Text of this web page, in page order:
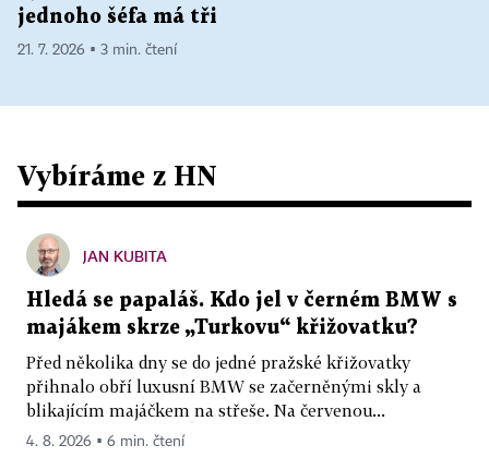
jednoho šéfa má tři
21. 7. 2026 ▪ 3 min. čtení
Vybíráme z HN
JAN KUBITA
Hledá se papaláš. Kdo jel v černém BMW s
majákem skrze „Turkovu“ křižovatku?
Před několika dny se do jedné pražské křižovatky
přihnalo obří luxusní BMW se začerněnými skly a
blikajícím majáčkem na střeše. Na červenou...
4. 8. 2026 ▪ 6 min. čtení